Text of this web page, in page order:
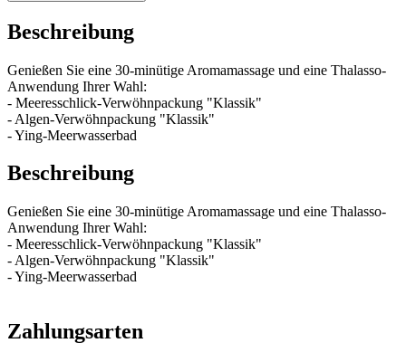
Beschreibung
Genießen Sie eine 30-minütige Aromamassage und eine Thalasso-
Anwendung Ihrer Wahl:
- Meeresschlick-Verwöhnpackung "Klassik"
- Algen-Verwöhnpackung "Klassik"
- Ying-Meerwasserbad
Beschreibung
Genießen Sie eine 30-minütige Aromamassage und eine Thalasso-
Anwendung Ihrer Wahl:
- Meeresschlick-Verwöhnpackung "Klassik"
- Algen-Verwöhnpackung "Klassik"
- Ying-Meerwasserbad
Zahlungsarten